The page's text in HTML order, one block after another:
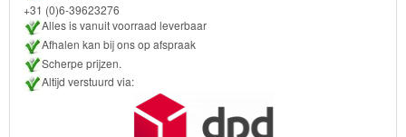
+31 (0)6-39623276
Alles is vanuit voorraad leverbaar
Afhalen kan bij ons op afspraak
Scherpe prijzen.
Altijd verstuurd via: